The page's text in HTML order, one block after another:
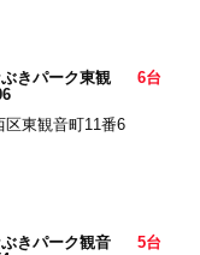
きパーク東観
6台
区東観音町11番6
きパーク観音
5台